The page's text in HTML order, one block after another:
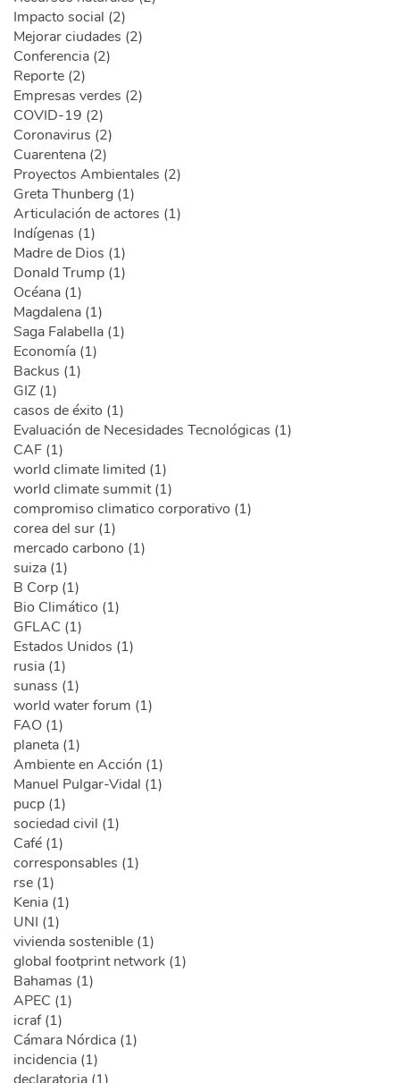
Impacto social (2)
Mejorar ciudades (2)
Conferencia (2)
Reporte (2)
Empresas verdes (2)
COVID-19 (2)
Coronavirus (2)
Cuarentena (2)
Proyectos Ambientales (2)
Greta Thunberg (1)
Articulación de actores (1)
Indígenas (1)
Madre de Dios (1)
Donald Trump (1)
Océana (1)
Magdalena (1)
Saga Falabella (1)
Economía (1)
Backus (1)
GIZ (1)
casos de éxito (1)
Evaluación de Necesidades Tecnológicas (1)
CAF (1)
world climate limited (1)
world climate summit (1)
compromiso climatico corporativo (1)
corea del sur (1)
mercado carbono (1)
suiza (1)
B Corp (1)
Bio Climático (1)
GFLAC (1)
Estados Unidos (1)
rusia (1)
sunass (1)
world water forum (1)
FAO (1)
planeta (1)
Ambiente en Acción (1)
Manuel Pulgar-Vidal (1)
pucp (1)
sociedad civil (1)
Café (1)
corresponsables (1)
rse (1)
Kenia (1)
UNI (1)
vivienda sostenible (1)
global footprint network (1)
Bahamas (1)
APEC (1)
icraf (1)
Cámara Nórdica (1)
incidencia (1)